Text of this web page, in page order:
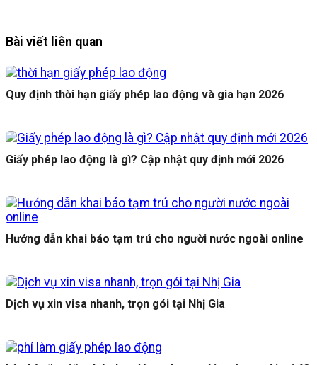
Bài viết liên quan
Quy định thời hạn giấy phép lao động và gia hạn 2026
Giấy phép lao động là gì? Cập nhật quy định mới 2026
Hướng dẫn khai báo tạm trú cho người nước ngoài online
Dịch vụ xin visa nhanh, trọn gói tại Nhị Gia